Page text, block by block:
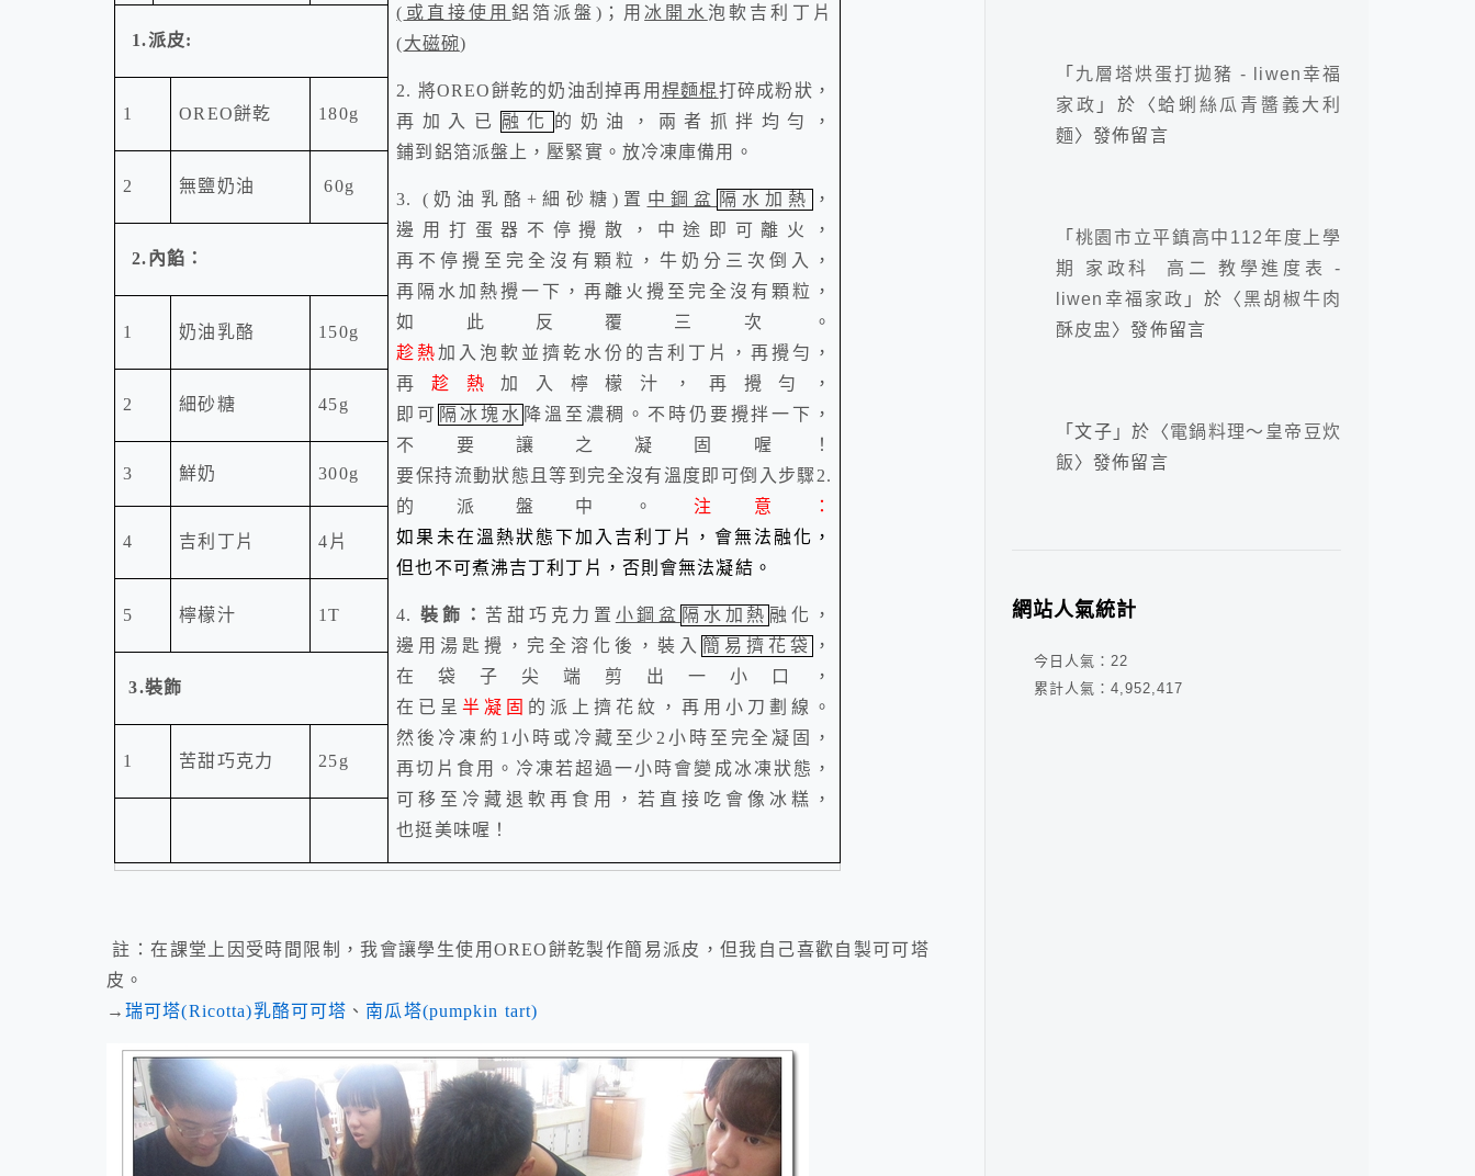
( 或直接使用 鋁箔派盤 ) ；用冰開水 泡軟 吉利丁片
(大磁碗)
2. 將OREO餅乾的奶油刮掉再用 桿麵棍打碎成粉狀，
再加入已 融化
的奶油，兩者抓拌均勻，
鋪到鋁箔派盤上，壓緊實。放冷凍庫備用。
3. ( 奶油乳酪+ 細砂糖) 置 中鋼盆 隔水加熱
，
邊用打蛋器不停攪散，中途即可離火，
再不停攪至完全沒有顆粒，牛奶分三次倒入，
再隔水加熱攪一下，再離火攪至完全沒有顆粒，
如此反覆三次。
趁熱加入泡軟 並擠乾水份的 吉利丁片， 再攪勻，
再 趁熱加入 檸檬汁， 再攪勻，
即可 隔冰塊水 降溫至濃稠。不時仍要攪拌一下，
不要讓之凝固喔！
要保持流動狀態且等到完全沒有溫度即可倒入步驟 2.
的派盤中。注意：
如果未在溫熱狀態下加入吉利丁片，會無法融化，
但也不可煮沸吉丁利丁片，否則會無法凝結。
4. 裝飾： 苦甜巧克力置 小鋼盆 隔水加熱 融化，
邊用湯匙攪，完全溶化後，裝入 簡易擠花袋
，
在袋子尖端剪出一小口，
在已呈半凝固 的派上擠花紋，再用小刀劃線。
然後冷凍約 1 小時或冷藏至少2小時至完全凝固，
再切片食用。冷凍若超過一小時會變成冰凍狀態，
可移至冷藏退軟再食用，若直接吃會像冰糕，
也挺美味喔！
1.派皮:
1 OREO餅乾 180g
2 無鹽奶油 60g
2.內餡：
1 奶油乳酪 150g
2 細砂糖 45g
3 鮮奶 300g
4 吉利丁片 4 片
5 檸檬汁 1T
3.裝飾
1 苦甜巧克力 25g
註：在課堂上因受時間限制，我會讓學生使用OREO餅乾製作簡易派皮，但我自己喜歡自製可可塔
皮。
→瑞可塔(Ricotta)乳酪可可塔 、 南瓜塔(pumpkin tart)
「 九層塔烘蛋打拋豬 - liwen幸福
家政 」於〈 蛤蜊絲瓜青醬義大利
麵〉發佈留言
「 桃園市立平鎮高中112年度上學
期 家政科 高二 教學進度表 -
liwen幸福家政 」於〈 黑胡椒牛肉
酥皮盅 〉發佈留言
「文子 」於〈電鍋料理～皇帝豆炊
飯〉發佈留言
網站人氣統計
今日人氣： 22
累計人氣： 4,952,417